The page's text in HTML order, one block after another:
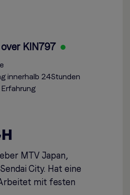
KIN797
innerhalb 24Stunden
MTV Japan,
City. Hat eine
mit festen